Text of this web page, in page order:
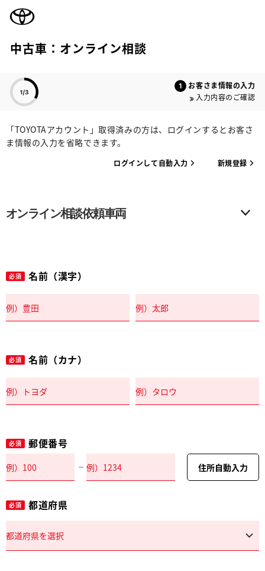
中古車：オンライン相談
お客さま情報の入力
入力内容のご確認
「TOYOTAアカウント」取得済みの方は、ログインするとお客さ
ま情報の入力を省略できます。
ログインして自動入力 新規登録
オンライン相談依頼車両
必須 名前（漢字）
必須 名前（カナ）
必須 郵便番号
住所自動入力
必須 都道府県